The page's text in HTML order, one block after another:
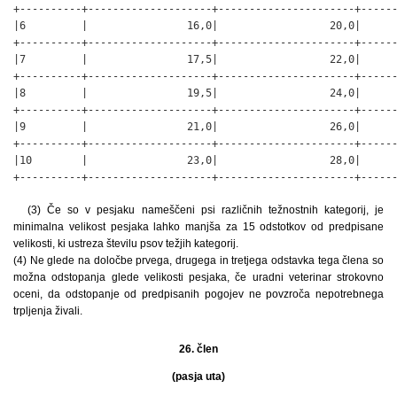
+----------+--------------------+----------------------
|6         |                16,0|                  20,0|
+----------+--------------------+----------------------
|7         |                17,5|                  22,0|
+----------+--------------------+----------------------
|8         |                19,5|                  24,0|
+----------+--------------------+----------------------
|9         |                21,0|                  26,0|
+----------+--------------------+----------------------
|10        |                23,0|                  28,0|
+----------+--------------------+----------------------
(3) Če so v pesjaku nameščeni psi različnih težnostnih kategorij, je
minimalna velikost pesjaka lahko manjša za 15 odstotkov od predpisane
velikosti, ki ustreza številu psov težjih kategorij.
(4) Ne glede na določbe prvega, drugega in tretjega odstavka tega člena so
možna odstopanja glede velikosti pesjaka, če uradni veterinar strokovno
oceni, da odstopanje od predpisanih pogojev ne povzroča nepotrebnega
trpljenja živali.
26. člen
(pasja uta)